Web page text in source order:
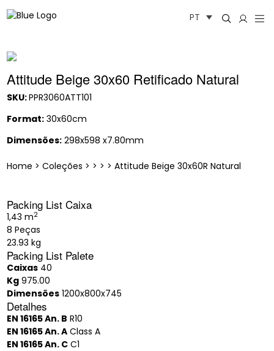
para
PT
Attitude Beige 30x60 Retificado Natural
SKU:PPR3060ATT101
Format:30x60cm
Dimensões:298x598 x7.80mm
Home > Coleções > > > > Attitude Beige 30x60R Natural
Packing List Caixa
1,43 m2
8 Peças
23.93 kg
Packing List Palete
Caixas40
Kg975.00
Dimensões1200x800x745
Detalhes
EN 16165 An. B R10
EN 16165 An. AClass A
EN 16165 An. CC1